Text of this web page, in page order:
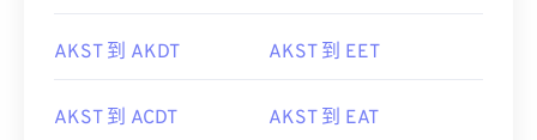
AKST 到 AKDT AKST 到 EET
AKST 到 ACDT AKST 到 EAT